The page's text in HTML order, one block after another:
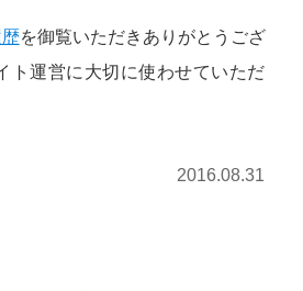
を御覧いただきありがとうござ
ト運営に大切に使わせていただ
2016.08.31